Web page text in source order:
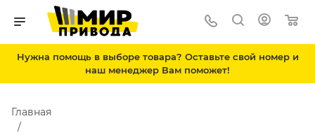
Нужна помощь в выборе товара? Оставьте свой номер и
наш менеджер Вам поможет!
Главная